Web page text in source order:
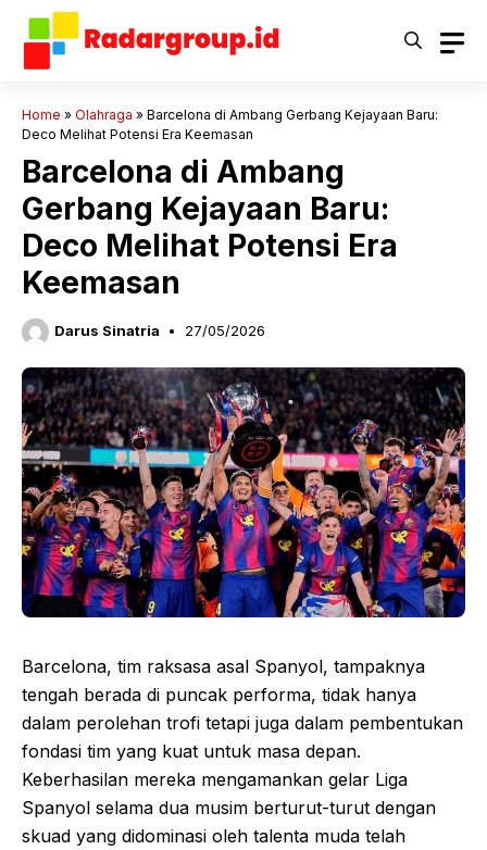
Langsung
Home » Olahraga » Barcelona di Ambang Gerbang Kejayaan Baru:
Deco Melihat Potensi Era Keemasan
Barcelona di Ambang
Gerbang Kejayaan Baru:
Deco Melihat Potensi Era
Keemasan
Darus Sinatria 27/05/2026
Barcelona, tim raksasa asal Spanyol, tampaknya
tengah berada di puncak performa, tidak hanya
dalam perolehan trofi tetapi juga dalam pembentukan
fondasi tim yang kuat untuk masa depan.
Keberhasilan mereka mengamankan gelar Liga
Spanyol selama dua musim berturut-turut dengan
skuad yang didominasi oleh talenta muda telah